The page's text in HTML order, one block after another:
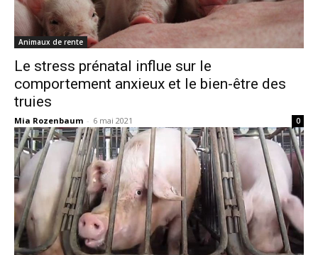
Animaux de rente
Le stress prénatal influe sur le
comportement anxieux et le bien-être des
truies
Mia Rozenbaum - 6 mai 2021 0